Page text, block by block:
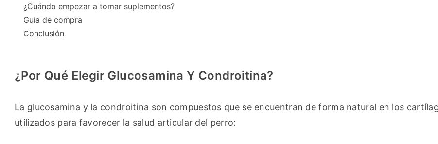
¿Cuándo empezar a tomar suplementos?
Guía de compra
Conclusión
¿Por Qué Elegir Glucosamina Y Condroitina?
La glucosamina y la condroitina son compuestos que se encuentran de forma natural en los
utilizados para favorecer la salud articular del perro: